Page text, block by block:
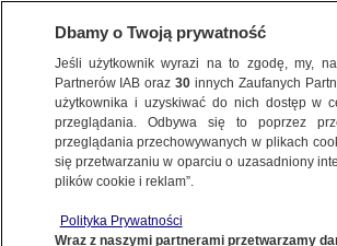
BIZNES
Z KRAJU
Dbamy o Twoją prywatność
Jeśli użytkownik wyrazi na to zgodę, my,
Partnerów IAB oraz30 innych Zaufanych
użytkownika i uzyskiwać do nich dostęp w
przeglądania. Odbywa się to poprzez
przeglądania przechowywanych w plikach
się przetwarzaniu w oparciu o uzasadniony
plików cookie i reklam”.
Polityka Prywatności
Wraz z naszymi partnerami przetwarzamy